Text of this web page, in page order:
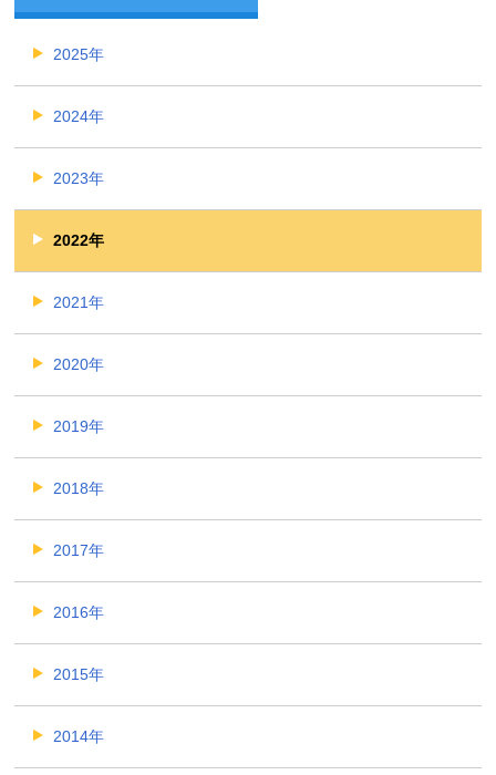
2025年
2024年
2023年
2022年
2021年
2020年
2019年
2018年
2017年
2016年
2015年
2014年